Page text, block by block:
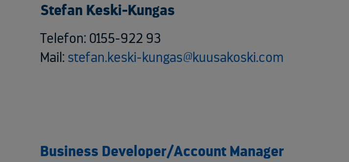
Stefan Keski-Kungas
Telefon: 0155-922 93
Mail: stefan.keski-kungas@kuusakoski.com
Business Developer/Account Manager